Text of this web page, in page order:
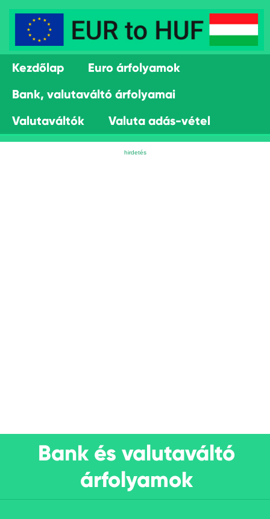
Kezdőlap
Euro árfolyamok
Bank, valutaváltó árfolyamai
Valutaváltók
Valuta adás-vétel
Bank és valutaváltó
árfolyamok